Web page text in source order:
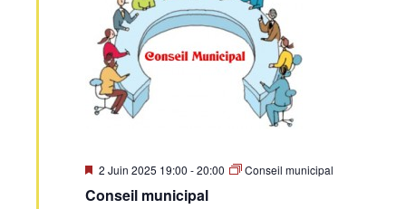
Mis
avant
2 Juin 2025 19:00 -20:00 Conseil municipal
Conseil municipal